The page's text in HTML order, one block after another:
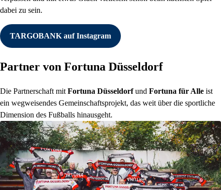
dabei zu sein.
TARGOBANK auf Instagram
Partner von Fortuna Düsseldorf
Die Partnerschaft mit Fortuna Düsseldorfund Fortuna für Alle ist
ein wegweisendes Gemeinschaftsprojekt, das weit über die sportliche
Dimension des Fußballs hinausgeht.